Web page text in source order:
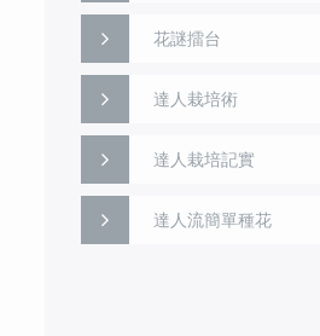
花謎擂台
達人栽培術
達人栽培記實
達人流簡單種花